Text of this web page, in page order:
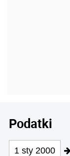
Podatki
1 sty 2000